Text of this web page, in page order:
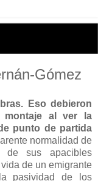
Gómez
Eso debieron
montaje al ver la
punto de partida
normalidad de
de sus apacibles
de un emigrante
pasividad de los